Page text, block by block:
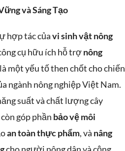
và Sáng Tạo
hợp tác củavi sinh vật nông
cụ hữu ích hỗ trợnông
một yếu tố then chốt cho chiến
ngành nông nghiệp Việt Nam.
suất và chất lượng cây
góp phần bảo vệ môi
an toàn thực phẩm, và nâng